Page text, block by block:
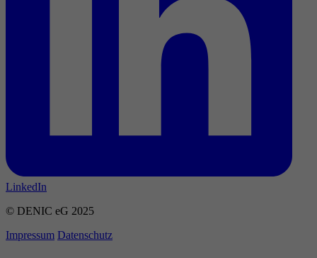
LinkedIn
© DENIC eG 2025
Impressum Datenschutz